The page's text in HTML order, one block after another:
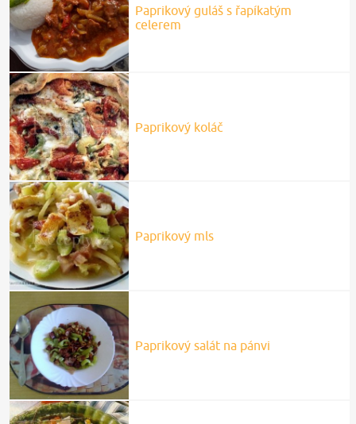
Paprikový guláš s řapíkatým
celerem
Paprikový koláč
Paprikový mls
Paprikový salát na pánvi